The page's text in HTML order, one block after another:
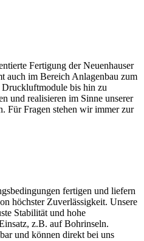
Fertigung der Neuenhauser
auch im Bereich Anlagenbau zum
bis hin zu
und realisieren im Sinne unserer
Für Fragen stehen wir immer zur
fertigen und liefern
höchster Zuverlässigkeit. Unsere
Stabilität und hohe
z.B. auf Bohrinseln.
und können direkt bei uns